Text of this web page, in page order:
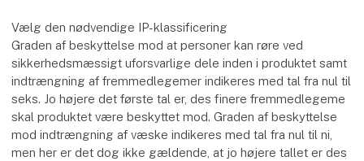
Vælg den nødvendige IP-klassificering
Graden af beskyttelse mod at personer kan røre ved
sikkerhedsmæssigt uforsvarlige dele inden i produktet samt
indtrængning af fremmedlegemer indikeres med tal fra nul til
seks. Jo højere det første tal er, des finere fremmedlegeme
skal produktet være beskyttet mod. Graden af beskyttelse
mod indtrængning af væske indikeres med tal fra nul til ni,
men her er det dog ikke gældende, at jo højere tallet er des